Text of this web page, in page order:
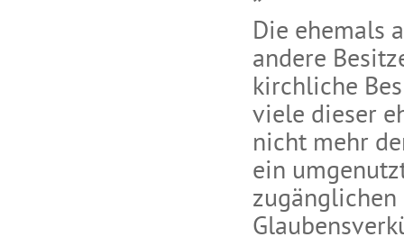
Die ehemals
andere
kirchliche
viele dieser
nicht mehr
ein